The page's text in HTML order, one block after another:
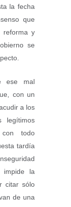
la fecha
que
reforma y
se
ese mal
con un
a los
legítimos
con todo
tardía
impide la
citar sólo
de una